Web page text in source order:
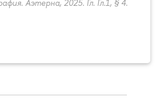
Аэтерна, 2025. Гл. Гл.1, § 4.